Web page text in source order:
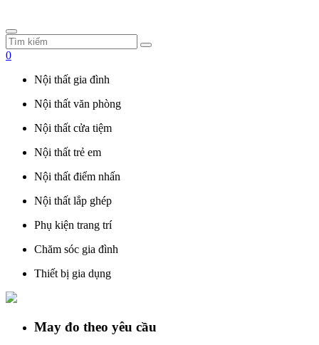
0
Nội thất gia đình
Nội thất văn phòng
Nội thất cửa tiệm
Nội thất trẻ em
Nội thất điểm nhấn
Nội thất lắp ghép
Phụ kiện trang trí
Chăm sóc gia đình
Thiết bị gia dụng
May đo theo yêu cầu